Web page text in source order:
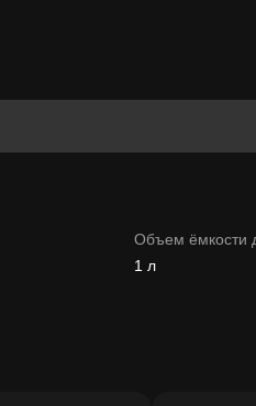
Объем ёмкости
1 л